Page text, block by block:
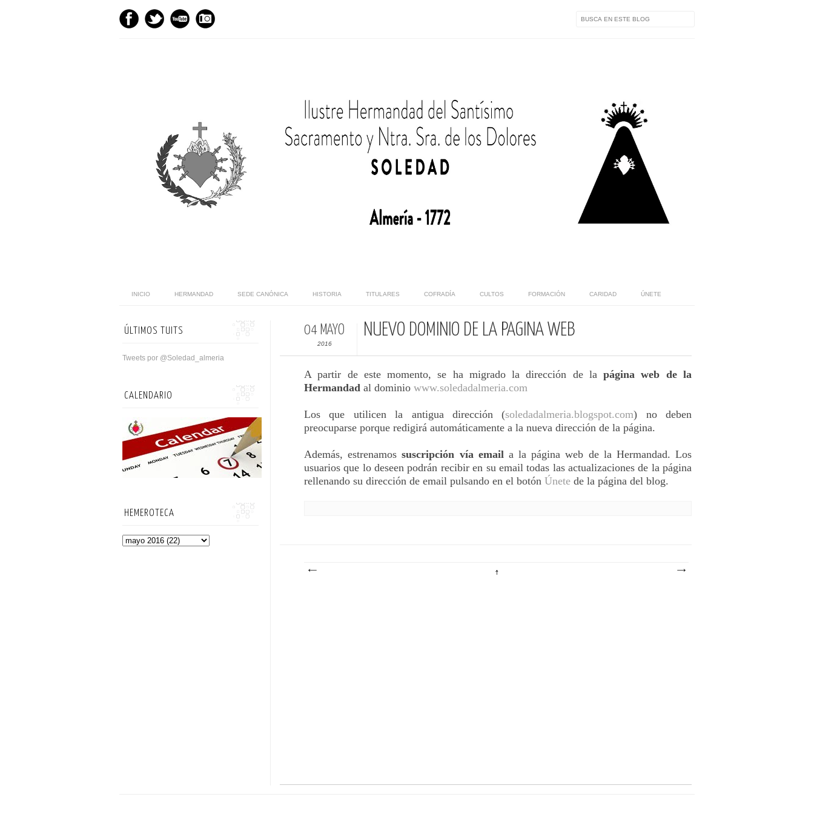
INICIO HERMANDAD SEDE CANÓNICA HISTORIA TITULARES COFRADÍA CULTOS FORMACIÓN CARIDAD ÚNETE
04 MAYO
2016
NUEVO DOMINIO DE LA PÁGINA WEB
A partir de este momento, se ha migrado la dirección de lapágina web de la
Hermandad al dominio www.soledadalmeria.com
Los que utilicen la antigua dirección (soledadalmeria.blogspot.com) no deben
preocuparse porque redigirá automáticamente a la nueva dirección de la página.
Además, estrenamossuscripción vía email a la página web de la Hermandad. Los
usuarios que lo deseen podrán recibir en su email todas las actualizaciones de la página
rellenando su dirección de email pulsando en el botón Únete de la página del blog.
ÚLTIMOS TUITS
Tweets por @Soledad_almeria
CALENDARIO
HEMEROTECA